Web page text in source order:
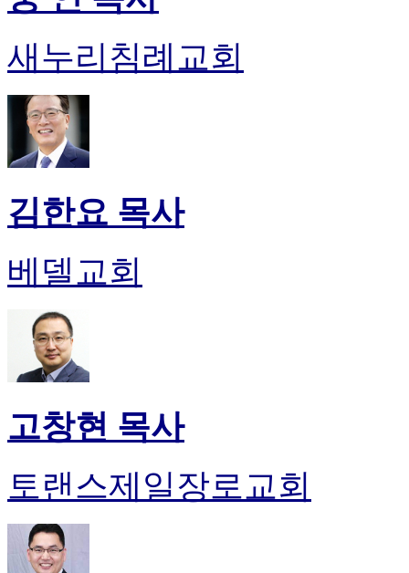
기
프
진
후
비
아
터
웹
진
기
미
약
미
새누리침례교회
김한요 목사
베델교회
고창현 목사
토랜스제일장로교회